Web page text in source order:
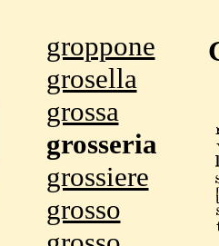
groppone
grosella
grossa
grosseria
grossiere
grosso